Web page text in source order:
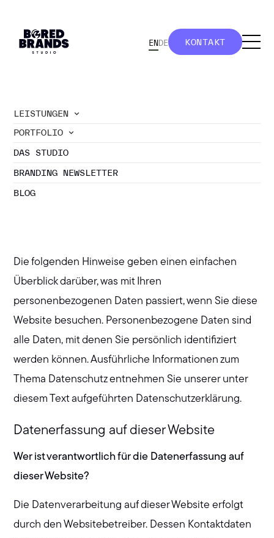
EN DE
KONTAKT
LEISTUNGEN
PORTFOLIO
DAS STUDIO
BRANDING NEWSLETTER
BLOG
Datenschutz
Die folgenden Hinweise geben einen einfachen
Überblick darüber, was mit Ihren
personenbezogenen Daten passiert, wenn Sie diese
Website besuchen. Personenbezogene Daten sind
alle Daten, mit denen Sie persönlich identifiziert
werden können. Ausführliche Informationen zum
Thema Datenschutz entnehmen Sie unserer unter
diesem Text aufgeführten Datenschutzerklärung.
Datenerfassung auf dieser Website
Wer ist verantwortlich für die Datenerfassung auf
dieser Website?
Die Datenverarbeitung auf dieser Website erfolgt
durch den Websitebetreiber. Dessen Kontaktdaten